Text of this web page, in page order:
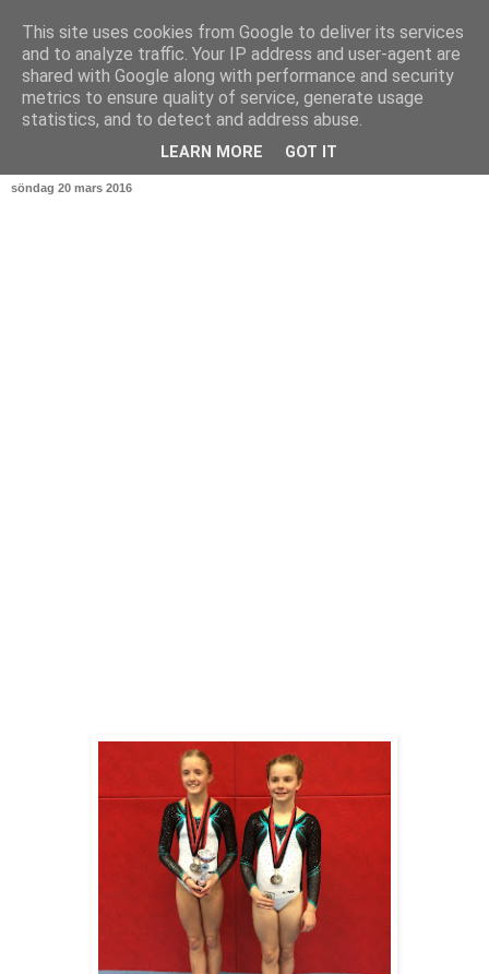
söndag 20 mars 2016
This site uses cookies from Google to deliver its services
and to analyze traffic. Your IP address and user-agent are
shared with Google along with performance and security
metrics to ensure quality of service, generate usage
statistics, and to detect and address abuse.
LEARN MORE GOT IT